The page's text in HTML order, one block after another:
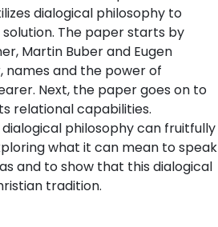
dialogical philosophy to
The paper starts by
Martin Buber and Eugen
names and the power of
Next, the paper goes on to
relational capabilities.
philosophy can fruitfully
what it can mean to speak
and to show that this dialogical
tradition.